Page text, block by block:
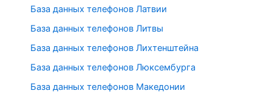
База данных телефонов Латвии
База данных телефонов Литвы
База данных телефонов Лихтенштейна
База данных телефонов Люксембурга
База данных телефонов Македонии